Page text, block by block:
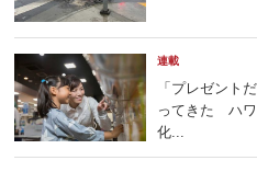
連載
「プレゼント
ってきた ハワ
化...